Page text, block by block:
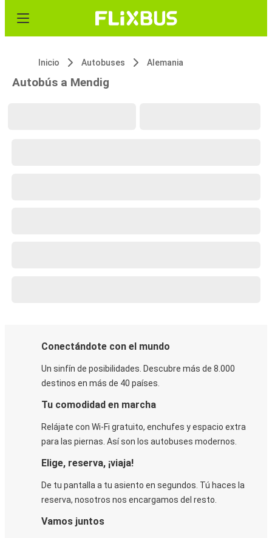
Inicio Autobuses Alemania
Autobús a Mendig
Conectándote con el mundo
Un sinfín de posibilidades. Descubre más de 8.000
destinos en más de 40 países.
Tu comodidad en marcha
Relájate con Wi-Fi gratuito, enchufes y espacio extra
para las piernas. Así son los autobuses modernos.
Elige, reserva, ¡viaja!
De tu pantalla a tu asiento en segundos. Tú haces la
reserva, nosotros nos encargamos del resto.
Vamos juntos